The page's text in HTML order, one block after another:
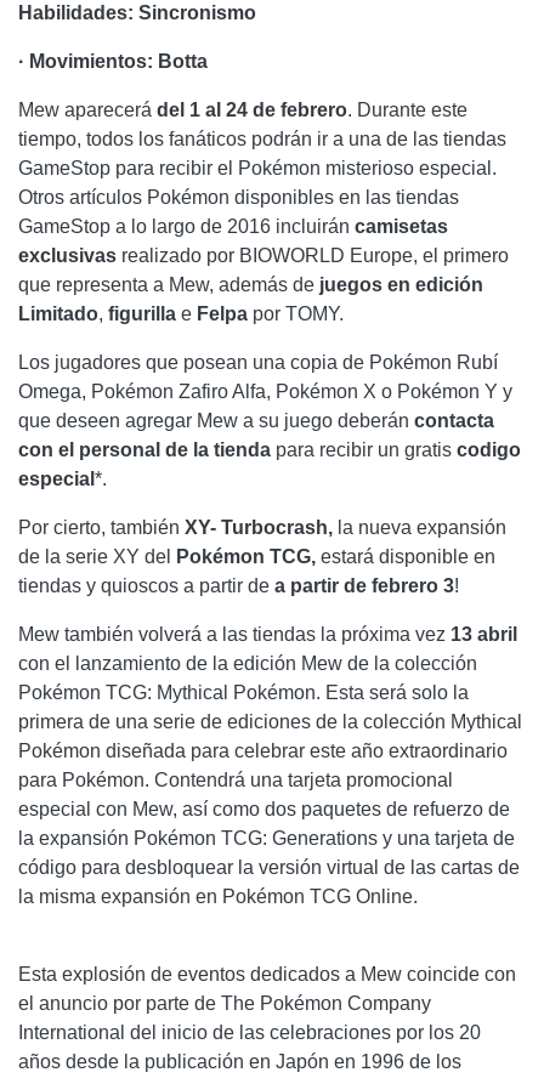
Habilidades: Sincronismo
· Movimientos: Botta
Mew aparecerá del 1 al 24 de febrero. Durante este
tiempo, todos los fanáticos podrán ir a una de las tiendas
GameStop para recibir el Pokémon misterioso especial.
Otros artículos Pokémon disponibles en las tiendas
GameStop a lo largo de 2016 incluirán camisetas
exclusivas realizado por BIOWORLD Europe, el primero
que representa a Mew, además de juegos en edición
Limitado, figurilla e Felpa por TOMY.
Los jugadores que posean una copia de Pokémon Rubí
Omega, Pokémon Zafiro Alfa, Pokémon X o Pokémon Y y
que deseen agregar Mew a su juego deberán contacta
con el personal de la tienda para recibir un gratis codigo
especial *.
Por cierto, también XY- Turbocrash, la nueva expansión
de la serie XY del
Pokémon TCG, estará disponible en
tiendas y quioscos a partir de a partir de febrero 3!
Mew también volverá a las tiendas la próxima vez 13 abril
con el lanzamiento de la edición Mew de la colección
Pokémon TCG: Mythical Pokémon. Esta será solo la
primera de una serie de ediciones de la colección Mythical
Pokémon diseñada para celebrar este año extraordinario
para Pokémon. Contendrá una tarjeta promocional
especial con Mew, así como dos paquetes de refuerzo de
la expansión Pokémon TCG: Generations y una tarjeta de
código para desbloquear la versión virtual de las cartas de
la misma expansión en Pokémon TCG Online.
Esta explosión de eventos dedicados a Mew coincide con
el anuncio por parte de The Pokémon Company
International del inicio de las celebraciones por los 20
años desde la publicación en Japón en 1996 de los